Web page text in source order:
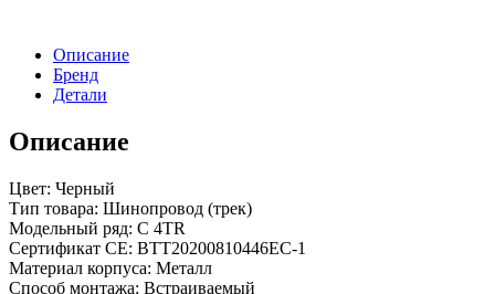
(Arlight,
Металл,
3
Описание
Бренд
Детали
Описание
Цвет: Черный
Тип товара: Шинопровод (трек)
Модельный ряд: C 4TR
Сертификат CE: BTT20200810446EC-1
Материал корпуса: Металл
Способ монтажа: Встраиваемый